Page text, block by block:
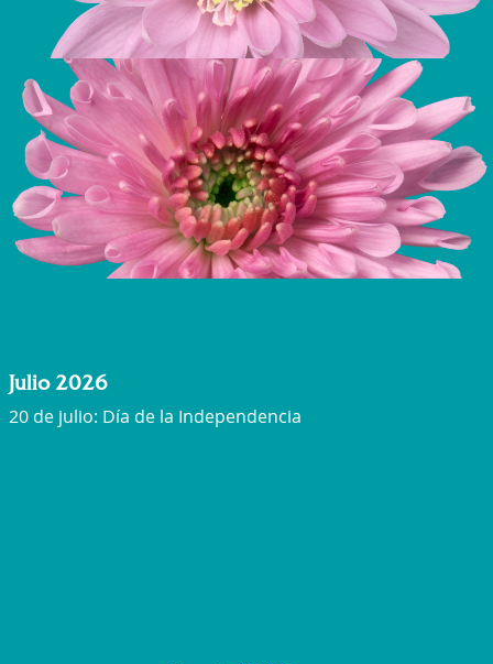
Julio 2026
20 de julio: Día de la Independencia